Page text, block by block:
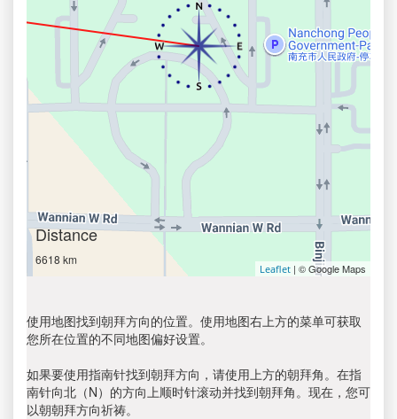
Distance
6618 km
Leaflet | © Google Maps
使用地图找到朝拜方向的位置。使用地图右上方的菜单可获取
您所在位置的不同地图偏好设置。
如果要使用指南针找到朝拜方向，请使用上方的朝拜角。在指
南针向北（N）的方向上顺时针滚动并找到朝拜角。现在，您可
以朝朝拜方向祈祷。